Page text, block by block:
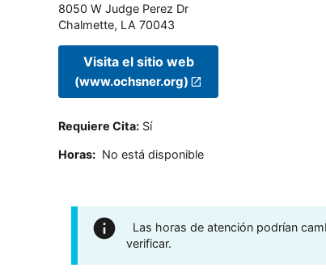
8050 W Judge Perez Dr
Chalmette, LA 70043
Visita el sitio web
(www.ochsner.org)
Requiere Cita: Sí
Horas: No está disponible
Las horas de atención podrían
verificar.